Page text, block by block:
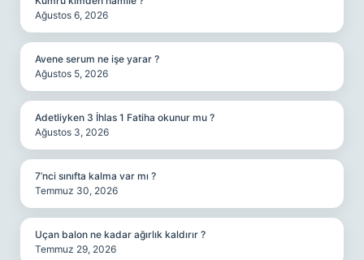
Ağustos 6, 2026
Avene serum ne işe yarar ?
Ağustos 5, 2026
Adetliyken 3 İhlas 1 Fatiha okunur mu ?
Ağustos 3, 2026
7’nci sınıfta kalma var mı ?
Temmuz 30, 2026
Uçan balon ne kadar ağırlık kaldırır ?
Temmuz 29, 2026